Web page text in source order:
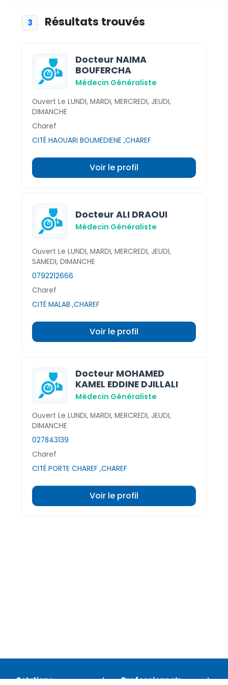
3 Résultats trouvés
Docteur NAIMA
BOUFERCHA
Médecin Généraliste
Ouvert Le LUNDI, MARDI, MERCREDI, JEUDI,
DIMANCHE
Charef
CITÉ HAOUARI BOUMEDIENE ,CHAREF
Voir le profil
Docteur ALI DRAOUI
Médecin Généraliste
Ouvert Le LUNDI, MARDI, MERCREDI, JEUDI,
SAMEDI, DIMANCHE
0792212666
Charef
CITÉ MALAB ,CHAREF
Voir le profil
Docteur MOHAMED
KAMEL EDDINE DJILLALI
Médecin Généraliste
Ouvert Le LUNDI, MARDI, MERCREDI, JEUDI,
DIMANCHE
027843139
Charef
CITÉ PORTE CHAREF ,CHAREF
Voir le profil
Solutions Professionnels